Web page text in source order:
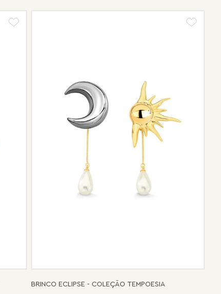
BRINCO ECLIPSE - COLEÇÃO TEMPOESIA